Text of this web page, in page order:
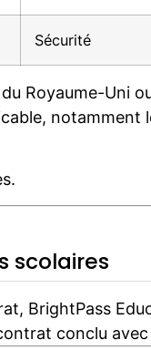
Sécurité
Royaume-Uni
scolaires
BrightPass
conclu